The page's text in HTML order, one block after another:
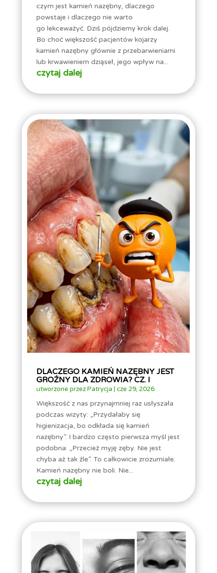
czym jest kamień nazębny, dlaczego
powstaje i dlaczego nie warto
go lekceważyć. Dziś pójdziemy krok dalej.
Bo choć większość pacjentów kojarzy
kamień nazębny głównie z przebarwieniami
lub krwawieniem dziąseł, jego wpływ na...
czytaj dalej
DLACZEGO KAMIEŃ NAZĘBNY JEST
GROŹNY DLA ZDROWIA? CZ. I
utworzone przezPatrycja | cze 29, 2026
Większość z nas przynajmniej raz usłyszała
podczas wizyty: „Przydałaby się
higienizacja, bo odkłada się kamień
nazębny”. I bardzo często pierwsza myśl jest
podobna: „Przecież myję zęby. Nie jest
chyba aż tak źle”. To całkowicie zrozumiałe.
Kamień nazębny nie boli. Nie...
czytaj dalej